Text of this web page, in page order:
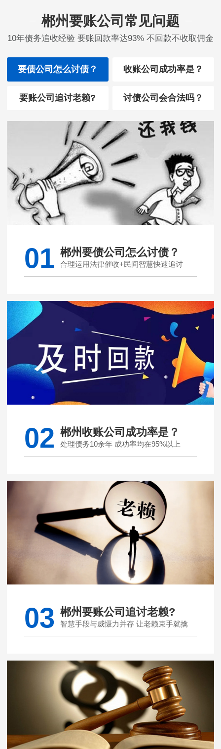
郴州要账公司常见问题
10年债务追收经验 要账回款率达93% 不回款不收取佣金
要债公司怎么讨债？ 收账公司成功率是？
要账公司追讨老赖? 讨债公司会合法吗？
01 郴州要债公司怎么讨债？
合理运用法律催收+民间智慧快速追讨
02 郴州收账公司成功率是？
处理债务10余年 成功率均在95%以上
03 郴州要账公司追讨老赖?
智慧手段与威慑力并存 让老赖束手就擒